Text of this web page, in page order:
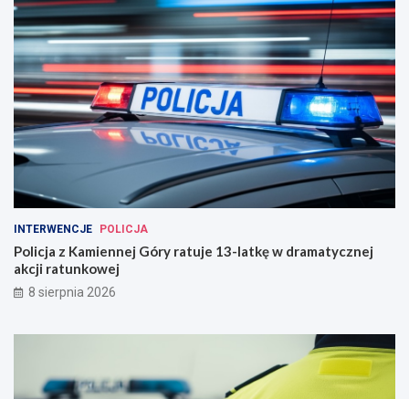
INTERWENCJE POLICJA
Policja z Kamiennej Góry ratuje 13-latkę w dramatycznej
akcji ratunkowej
8 sierpnia 2026